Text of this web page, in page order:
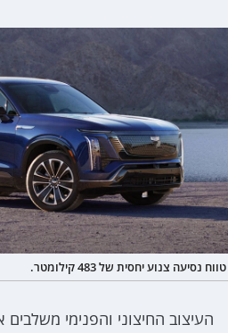
טווח נסיעה צנוע יחסית של 483 קילומטר.
העיצוב החיצוני והפנימי